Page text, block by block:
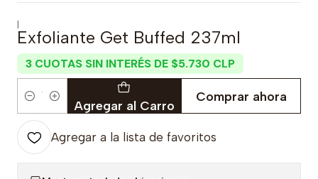
|
Exfoliante Get Buffed 237ml
3 CUOTAS SIN INTERÉS DE $5.730 CLP
Cantidad Agregar al Carro
Comprar ahora
Agregar a la lista de favoritos